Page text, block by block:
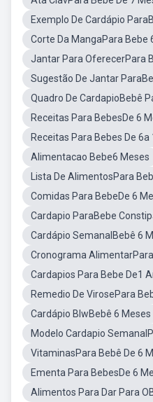
Exemplo De Cardápio
Corte Da MangaPara Bebe
Jantar Para OferecerPara
Sugestão De Jantar
Quadro De CardapioBebê
Receitas Para BebesDe 6
Receitas Para Bebes De 6a
Alimentacao Bebe6 Meses
Lista De AlimentosPara
Comidas Para BebeDe 6
Cardapio ParaBebe
Cardápio SemanalBebê 6
Cronograma
Cardapios Para Bebe De1
Remedio De VirosePara
Cardápio BlwBebê 6 Meses
Modelo Cardapio
VitaminasPara Bebê De 6
Ementa Para BebesDe 6
Alimentos Para Dar Para